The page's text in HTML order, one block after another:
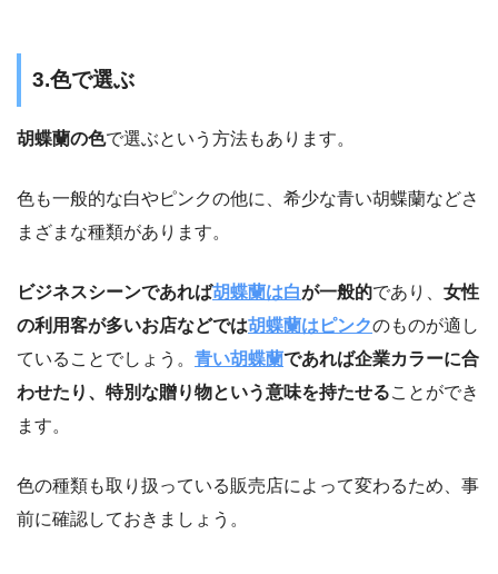
3.色で選ぶ
胡蝶蘭の色で選ぶという方法もあります。
色も一般的な白やピンクの他に、希少な青い胡蝶蘭などさ
まざまな種類があります。
ビジネスシーンであれば胡蝶蘭は白が一般的であり、 女性
の利用客が多いお店などでは胡蝶蘭はピンクのものが適し
ていることでしょう。 青い胡蝶蘭であれば企業カラーに合
わせたり、特別な贈り物という意味を持たせることができ
ます。
色の種類も取り扱っている販売店によって変わるため、事
前に確認しておきましょう。